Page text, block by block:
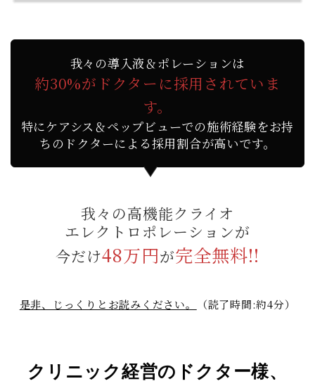
我々の導入液＆ポレーションは
約30%がドクターに採用されていま
す。
特にケアシス＆ペップビューでの施術経験をお持
ちのドクターによる採用割合が高いです。
我々の高機能クライオ
エレクトロポレーションが
今だけ48万円が完全無料!!
是非、じっくりとお読みください。 （読了時間:約4分）
クリニック経営の ドクター様、